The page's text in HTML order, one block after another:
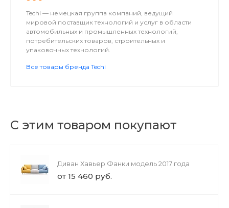
Techi — немецкая группа компаний, ведущий
мировой поставщик технологий и услуг в области
автомобильных и промышленных технологий,
потребительских товаров, строительных и
упаковочных технологий.
Все товары бренда Techi
С этим товаром покупают
Диван Хавьер Фанки модель 2017 года
от 15 460 руб.